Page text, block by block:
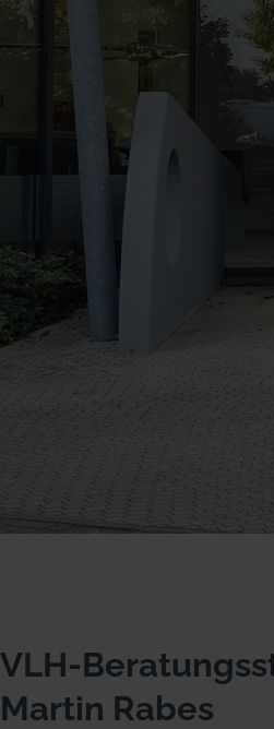
VLH-
Martin Rabes